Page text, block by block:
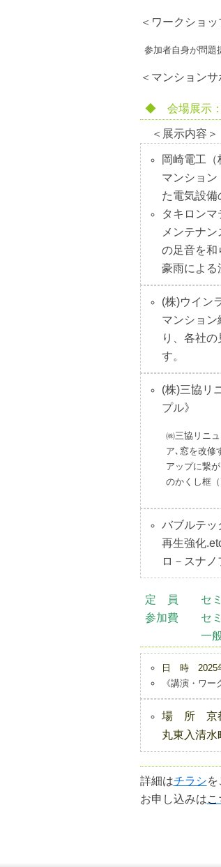
＜ワークショ
参加者自身が問題
＜マンション
◆ 会場展示
＜展示内容＞
岡崎電工
マンション
た電気設備
タキロンマ
メンテナ
の足音を和
豪雨による
(株)ウイン
マンショ
り、各社
す。
(株)三協リ
プル》
㈱三協リニ
ア､窓を改修
アップに繋
のかくし框
バブルテッ
再生強化
ロ－スナ
定 員 セミ
参加費 セミ
一般：￥
日 時 2025
《講演・ワ
場 所 京都
丸東入清
詳細はチラシを
お申し込みはこ